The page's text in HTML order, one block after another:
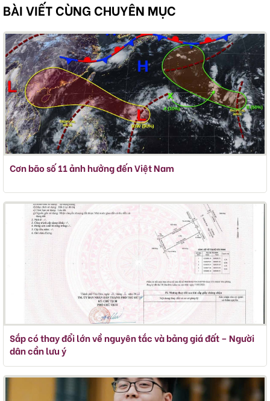
BÀI VIẾT CÙNG CHUYÊN MỤC
Cơn bão số 11 ảnh hưởng đến Việt Nam
Sắp có thay đổi lớn về nguyên tắc và bảng giá đất – Người
dân cần lưu ý